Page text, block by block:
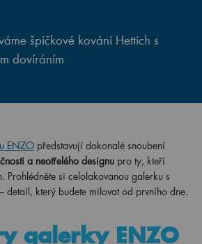
špičkové kování Hettich s
dovíráním
ENZO představují dokonalé snoubení
a neotřelého designu pro ty, kteří
Prohlédněte si celolakovanou galerku s
detail, který budete milovat od prvního dne.
galerky ENZO